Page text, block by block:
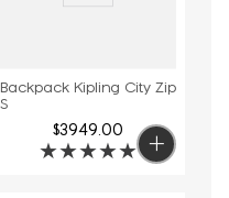
Backpack Kipling City Zip
S
$3949.00
★★★★★